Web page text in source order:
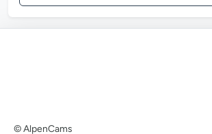
© AlpenCams